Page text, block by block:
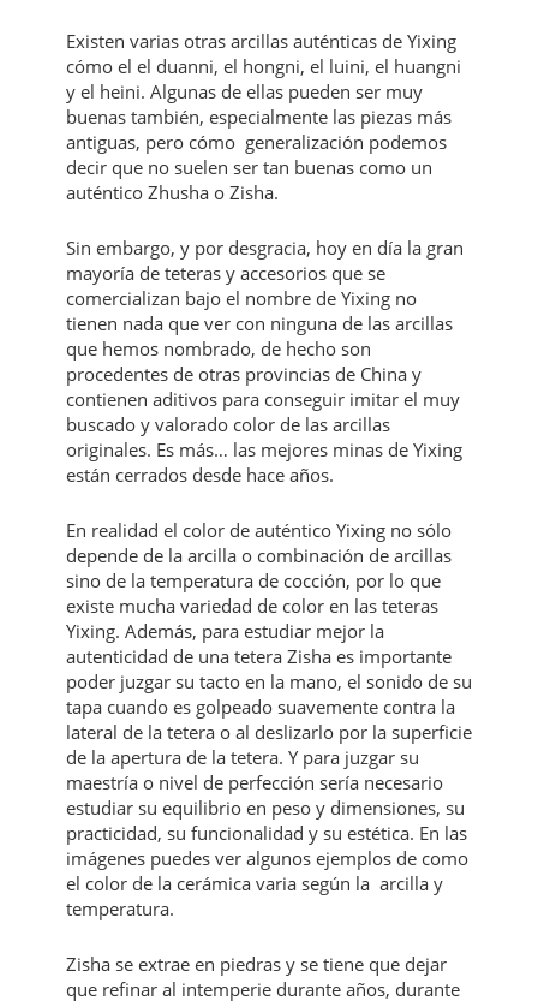
Existen varias otras arcillas auténticas de Yixing
cómo el el duanni, el hongni, el luini, el huangni
y el heini. Algunas de ellas pueden ser muy
buenas también, especialmente las piezas más
antiguas, pero cómo generalización podemos
decir que no suelen ser tan buenas como un
auténtico Zhusha o Zisha.
Sin embargo, y por desgracia, hoy en día la gran
mayoría de teteras y accesorios que se
comercializan bajo el nombre de Yixing no
tienen nada que ver con ninguna de las arcillas
que hemos nombrado, de hecho son
procedentes de otras provincias de China y
contienen aditivos para conseguir imitar el muy
buscado y valorado color de las arcillas
originales. Es más… las mejores minas de Yixing
están cerrados desde hace años.
En realidad el color de auténtico Yixing no sólo
depende de la arcilla o combinación de arcillas
sino de la temperatura de cocción, por lo que
existe mucha variedad de color en las teteras
Yixing. Además, para estudiar mejor la
autenticidad de una tetera Zisha es importante
poder juzgar su tacto en la mano, el sonido de su
tapa cuando es golpeado suavemente contra la
lateral de la tetera o al deslizarlo por la superficie
de la apertura de la tetera. Y para juzgar su
maestría o nivel de perfección sería necesario
estudiar su equilibrio en peso y dimensiones, su
practicidad, su funcionalidad y su estética. En las
imágenes puedes ver algunos ejemplos de como
el color de la cerámica varia según la arcilla y
temperatura.
Zisha se extrae en piedras y se tiene que dejar
que refinar al intemperie durante años, durante